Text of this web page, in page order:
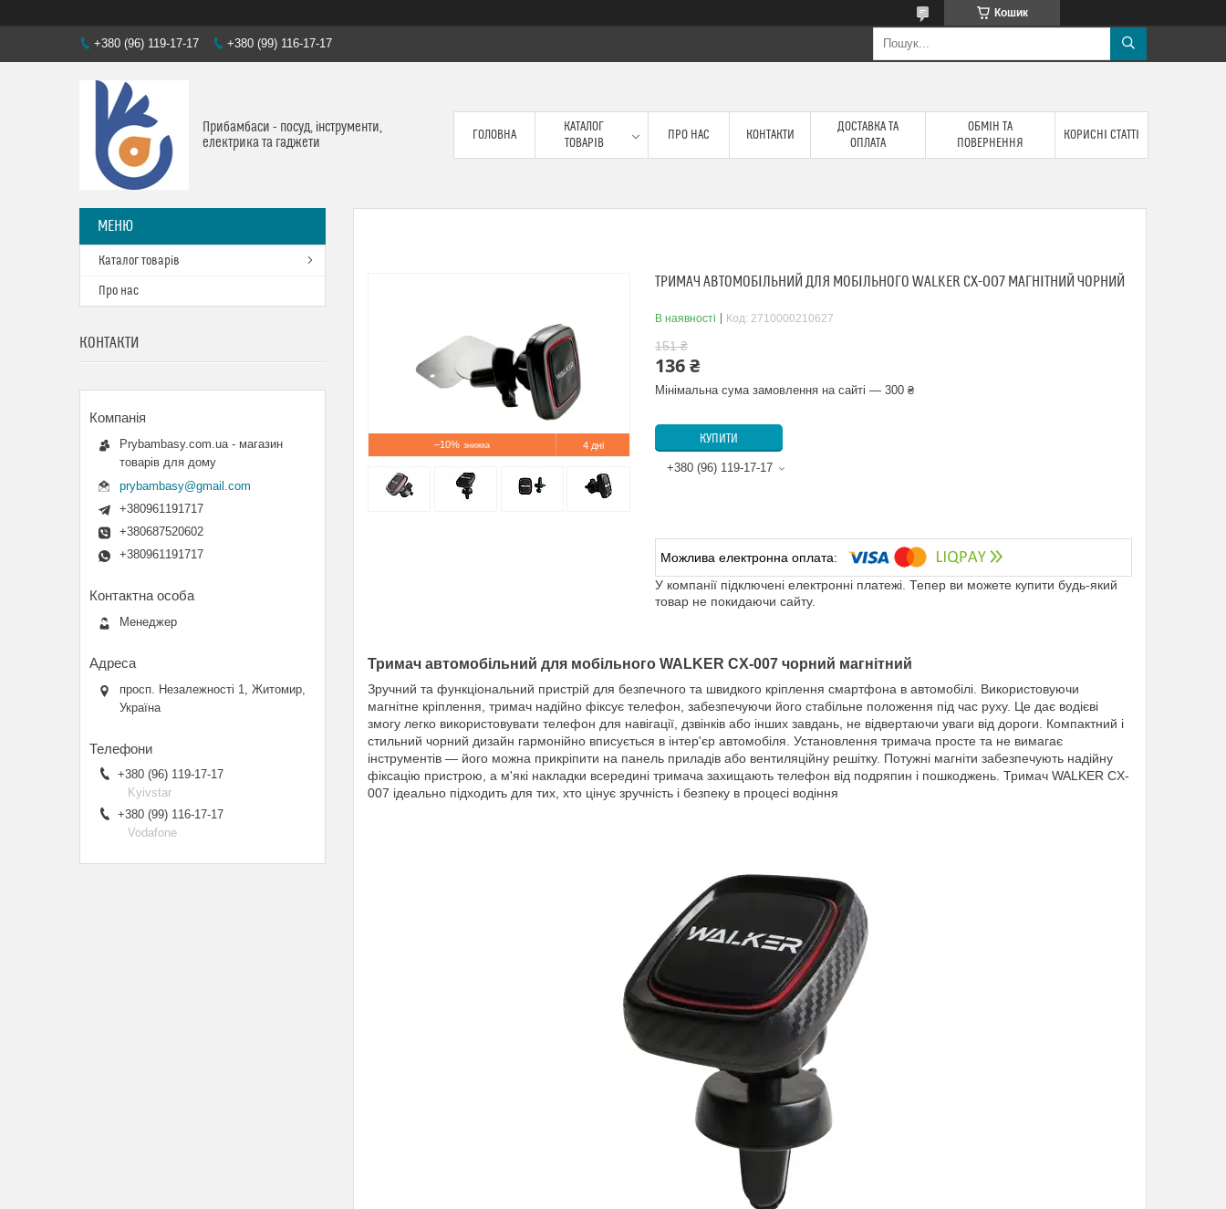
Кошик
+380 (96) 119-17-17 +380 (99) 116-17-17
Прибамбаси - посуд, інструменти,
електрика та гаджети
ГОЛОВНА
КАТАЛОГ
ТОВАРІВ
ПРО НАС КОНТАКТИ
ДОСТАВКА ТА
ОПЛАТА
ОБМІН ТА
ПОВЕРНЕННЯ
КОРИСНІ СТАТТІ
–10% 4 дні
ТРИМАЧ АВТОМОБІЛЬНИЙ ДЛЯ МОБІЛЬНОГО WALKER CX-007 МАГНІТНИЙ ЧОРНИЙ
В наявності Код: 2710000210627
151 ₴
136 ₴
Мінімальна сума замовлення на сайті — 300 ₴
КУПИТИ
+380 (96) 119-17-17
У компанії підключені електронні платежі. Тепер ви можете купити будь-який
товар не покидаючи сайту.
Тримач автомобільний для мобільного WALKER CX-007 чорний магнітний
Зручний та функціональний пристрій для безпечного та швидкого кріплення смартфона в автомобілі. Використовуючи
магнітне кріплення, тримач надійно фіксує телефон, забезпечуючи його стабільне положення під час руху. Це дає водієві
змогу легко використовувати телефон для навігації, дзвінків або інших завдань, не відвертаючи уваги від дороги. Компактний і
стильний чорний дизайн гармонійно вписується в інтер'єр автомобіля. Установлення тримача просте та не вимагає
інструментів — його можна прикріпити на панель приладів або вентиляційну решітку. Потужні магніти забезпечують надійну
фіксацію пристрою, а м'які накладки всередині тримача захищають телефон від подряпин і пошкоджень. Тримач WALKER CX-
007 ідеально підходить для тих, хто цінує зручність і безпеку в процесі водіння
Каталог товарів
Про нас
КОНТАКТИ
Prybambasy.com.ua - магазин
товарів для дому
prybambasy@gmail.com
+380961191717
+380687520602
+380961191717
Менеджер
просп. Незалежності 1, Житомир,
Україна
+380 (96) 119-17-17
Kyivstar
+380 (99) 116-17-17
Vodafone